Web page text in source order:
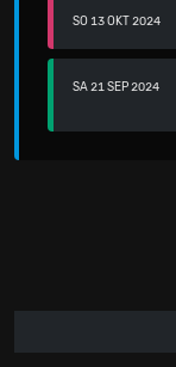
SO 13 OKT 2024
SA 21 SEP 2024